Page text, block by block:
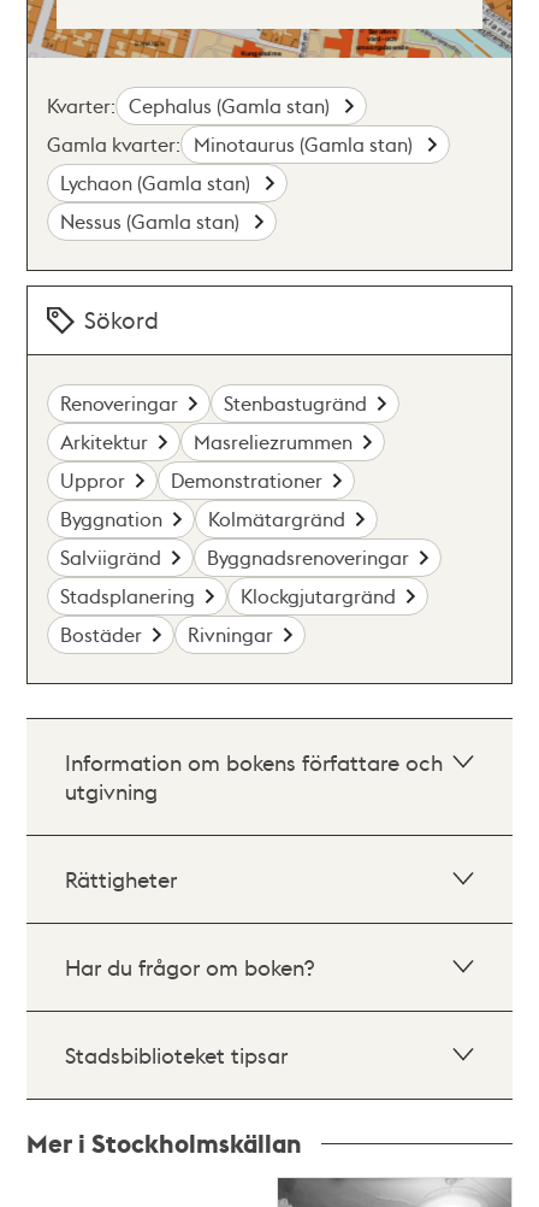
Kvarter: Cephalus (Gamla stan)
Gamla kvarter: Minotaurus (Gamla stan)
Lychaon (Gamla stan)
Nessus (Gamla stan)
Sökord
Renoveringar
Stenbastugränd
Arkitektur
Masreliezrummen
Uppror
Demonstrationer
Byggnation
Kolmätargränd
Salviigränd
Byggnadsrenoveringar
Stadsplanering
Klockgjutargränd
Bostäder
Rivningar
Information om bokens författare och
utgivning
Rättigheter
Har du frågor om boken?
Stadsbiblioteket tipsar
Mer i Stockholmskällan